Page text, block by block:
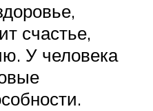
счастье,
У человека